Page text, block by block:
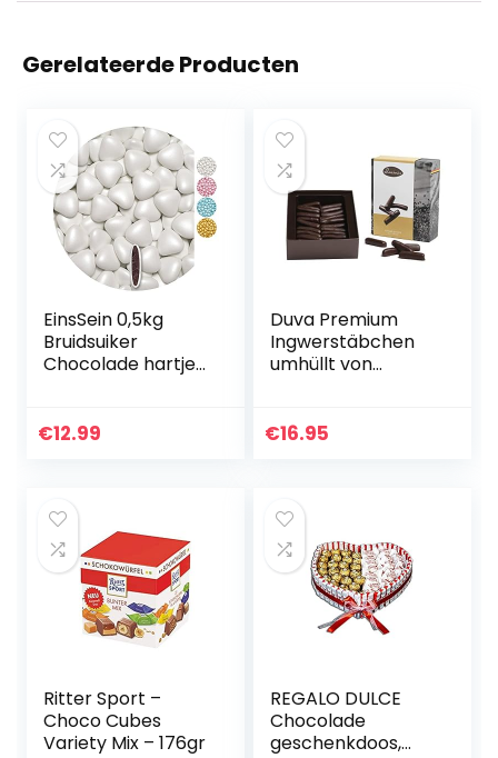
Gerelateerde Producten
EinsSein 0,5kg
Bruidsuiker
Chocolade hartjes
chocolade hartjes
suiker gekleurd
suikerlaagje
geboorte
communie candy
€12.99
Duva Premium
Ingwerstäbchen
umhüllt von
de 250g
€16.95
Ritter Sport –
Choco Cubes
Variety Mix – 176gr
REGALO DULCE
Chocolade
geschenkdoos,